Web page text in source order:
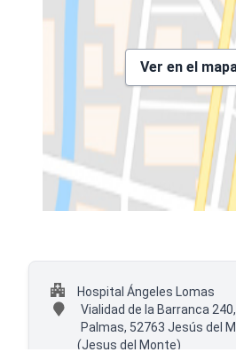
Ver en el
Hospital Ángeles Lomas
Vialidad de la Barranca
Palmas, 52763 Jesús del
(Jesus del Monte)